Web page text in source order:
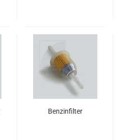
Benzinfilter